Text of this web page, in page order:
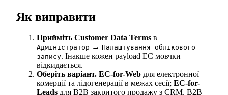
Як виправити
Прийміть Customer Data Terms в
Адміністратор → Налаштування облікового
запису. Інакше кожен payload EC мовчки
відкидається.
Оберіть варіант. EC-for-Web для електронної
комерції та лідогенерації в межах сесії; EC-for-
Leads для B2B закритого продажу з CRM. B2B